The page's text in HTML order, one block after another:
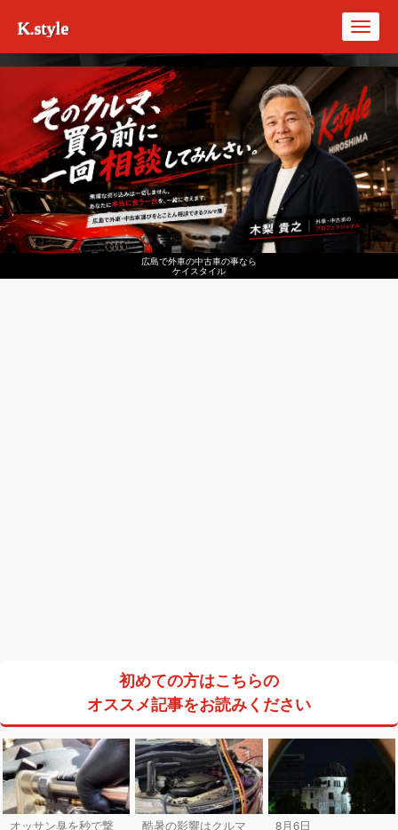
広島で外車の中古車の事なら
ケイスタイル
K.style
初めての方はこちらの
オススメ記事をお読みください
オッサン臭を秒で撃 酷暑の影響はクルマ 8月6日